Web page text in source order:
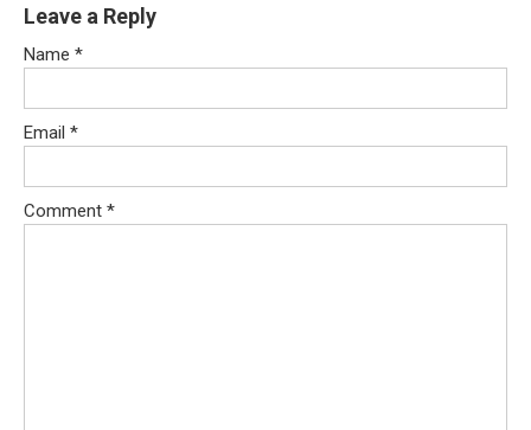
Leave a Reply
Name *
Email *
Comment *